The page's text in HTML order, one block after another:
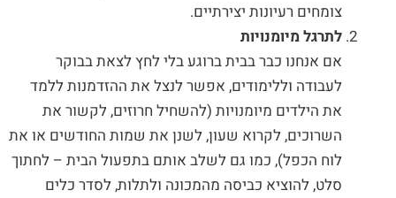
צומחים רעיונות יצירתיים.
לתרגל מיומנויות
אם אנחנו כבר בבית ברוגע בלי לחץ לצאת בבוקר
לעבודה וללימודים, אפשר לנצל את ההזדמנות ללמד
את הילדים מיומנויות (להשחיל חרוזים, לקשור את
השרוכים, לקרוא שעון, לשנן את שמות החודשים או את
לוח הכפל), כמו גם לשלב אותם בתפעול הבית – לחתוך
סלט, להוציא כביסה מהמכונה ולתלות, לסדר כלים